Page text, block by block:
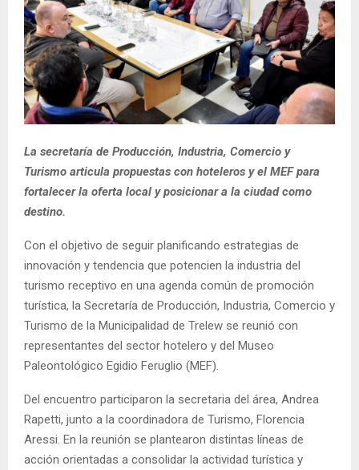
La secretaría de Producción, Industria, Comercio y
Turismo articula propuestas con hoteleros y el MEF para
fortalecer la oferta local y posicionar a la ciudad como
destino.
Con el objetivo de seguir planificando estrategias de
innovación y tendencia que potencien la industria del
turismo receptivo en una agenda común de promoción
turística, la Secretaría de Producción, Industria, Comercio y
Turismo de la Municipalidad de Trelew se reunió con
representantes del sector hotelero y del Museo
Paleontológico Egidio Feruglio (MEF).
Del encuentro participaron la secretaria del área, Andrea
Rapetti, junto a la coordinadora de Turismo, Florencia
Aressi. En la reunión se plantearon distintas líneas de
acción orientadas a consolidar la actividad turística y